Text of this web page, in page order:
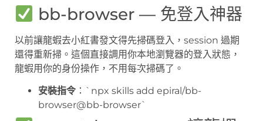
bb-browser — 免登入神器
以前讓龍蝦去小紅書發文得先掃碼登入，session 過期
還得重新掃。這個直接調用你本地瀏覽器的登入狀態，
龍蝦用你的身份操作，不用每次掃碼了。
安裝指令 ：`npx skills add epiral/bb-
browser@bb-browser`